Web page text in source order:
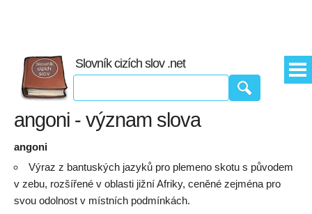
Slovník cizích slov .net
angoni - význam slova
angoni
Výraz z bantuských jazyků pro plemeno skotu s původem
v zebu, rozšířené v oblasti jižní Afriky, ceněné zejména pro
svou odolnost v místních podmínkách.